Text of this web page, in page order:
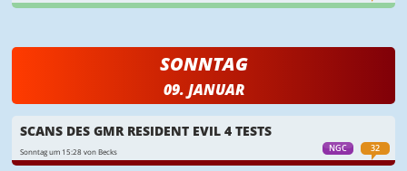
SONNTAG
09. JANUAR
NGC 32
SCANS DES GMR RESIDENT EVIL 4 TESTS
Sonntag um 15:28 von Becks